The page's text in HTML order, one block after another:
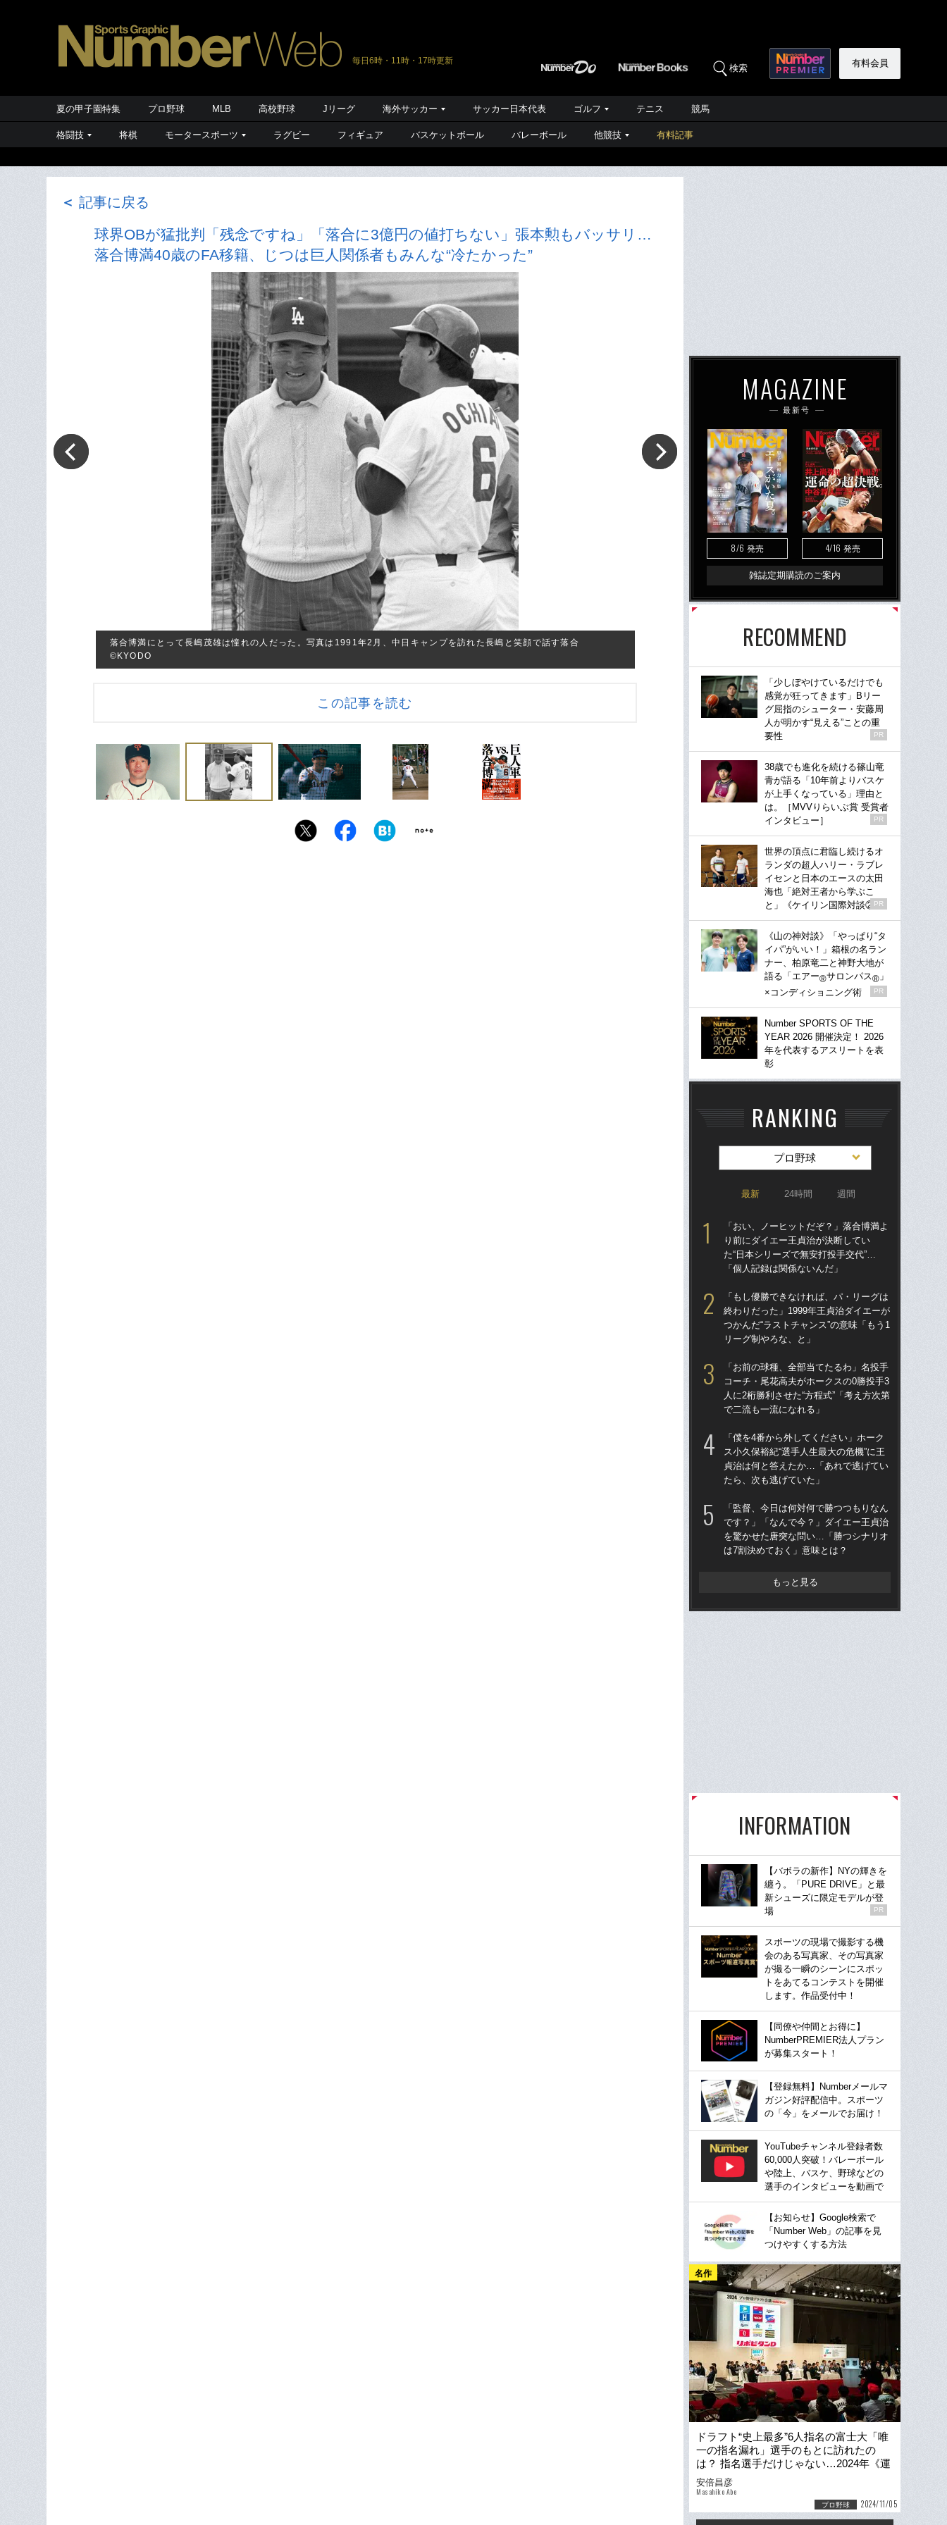
毎日6時・11時・17時更新
検索 有料会員
夏の甲子園特集 プロ野球 MLB 高校野球 Jリーグ 海外サッカー サッカー日本代表 ゴルフ テニス 競馬
格闘技 将棋 モータースポーツ ラグビー フィギュア バスケットボール バレーボール 他競技 有料記事
＜ 記事に戻る
球界OBが猛批判「残念ですね」「落合に3億円の値打ちない」張本勲もバッサリ…
落合博満40歳のFA移籍、じつは巨人関係者もみんな“冷たかった”
落合博満にとって長嶋茂雄は憧れの人だった。写真は1991年2月、中日キャンプを訪れた長嶋と笑顔で話す落合
©KYODO
この記事を読む
MAGAZINE
最新号
8/6 発売 4/16 発売
雑誌定期購読のご案内
RECOMMEND
「少しぼやけているだけでも
感覚が狂ってきます」Bリー
グ屈指のシューター・安藤周
人が明かす“見える”ことの重
要性
PR
38歳でも進化を続ける篠山竜
青が語る「10年前よりバスケ
が上手くなっている」理由と
は。［MVVりらいぶ賞 受賞者
インタビュー］
PR
世界の頂点に君臨し続けるオ
ランダの超人ハリー・ラブレ
イセンと日本のエースの太田
海也「絶対王者から学ぶこ
と」《ケイリン国際対談②》
PR
《山の神対談》「やっぱり“タ
イパ”がいい！」箱根の名ラン
ナー、柏原竜二と神野大地が
語る「エアー®サロンパス® 」
×コンディショニング術
PR
Number SPORTS OF THE
YEAR 2026 開催決定！ 2026
年を代表するアスリートを表
彰
RANKING
プロ野球
最新 24時間 週間
「おい、ノーヒットだぞ？」落合博満よ
り前にダイエー王貞治が決断してい
た“日本シリーズで無安打投手交代”…
「個人記録は関係ないんだ」
「もし優勝できなければ、パ・リーグは
終わりだった」1999年王貞治ダイエーが
つかんだ“ラストチャンス”の意味「もう1
リーグ制やろな、と」
「お前の球種、全部当てたるわ」名投手
コーチ・尾花高夫がホークスの0勝投手3
人に2桁勝利させた“方程式”「考え方次第
で二流も一流になれる」
「僕を4番から外してください」ホーク
ス小久保裕紀“選手人生最大の危機”に王
貞治は何と答えたか…「あれで逃げてい
たら、次も逃げていた」
「監督、今日は何対何で勝つつもりなん
です？」「なんで今？」ダイエー王貞治
を驚かせた唐突な問い…「勝つシナリオ
は7割決めておく」意味とは？
もっと見る
INFORMATION
【バボラの新作】NYの輝きを
纏う。「PURE DRIVE」と最
新シューズに限定モデルが登
場
PR
スポーツの現場で撮影する機
会のある写真家、その写真家
が撮る一瞬のシーンにスポッ
トをあてるコンテストを開催
します。作品受付中！
【同僚や仲間とお得に】
NumberPREMIER法人プラン
が募集スタート！
【登録無料】Numberメールマ
ガジン好評配信中。スポーツ
の「今」をメールでお届け！
YouTubeチャンネル登録者数
60,000人突破！バレーボール
や陸上、バスケ、野球などの
選手のインタビューを動画で
【お知らせ】Google検索で
「Number Web」の記事を見
つけやすくする方法
名作
ドラフト“史上最多”6人指名の富士大「唯
一の指名漏れ」選手のもとに訪れたの
は？ 指名選手だけじゃない…2024年《運
命のドラフト会議》その後の物語
安倍昌彦
Masahiko Abe
プロ野球 2024/11/05